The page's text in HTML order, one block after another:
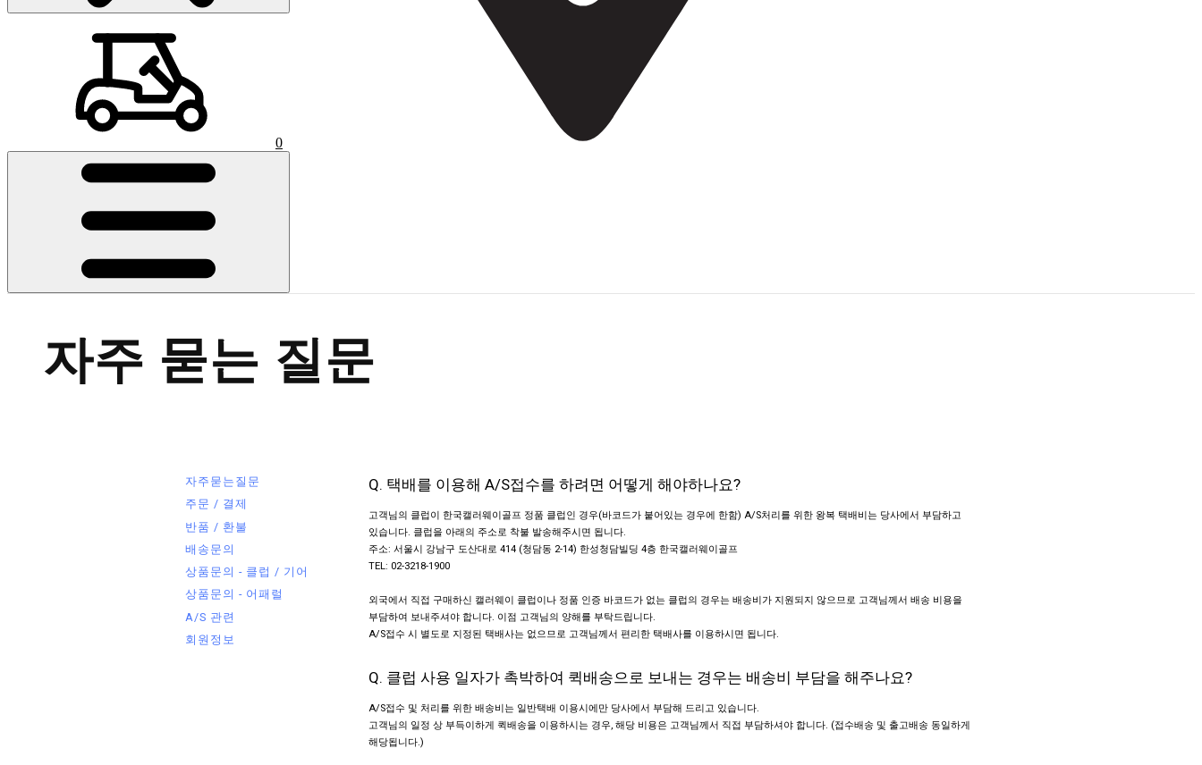
0
자주 묻는 질문
자주묻는질문
주문 / 결제
반품 / 환불
배송문의
상품문의 - 클럽 / 기어
상품문의 - 어패럴
A/S 관련
회원정보
Q. 택배를 이용해 A/S접수를 하려면 어떻게 해야하나요?
고객님의 클럽이 한국캘러웨이골프 정품 클럽인 경우(바코드가 붙어있는 경우에 한함) A/S처리를 위한 왕복 택배비는 당사에서 부담하고
있습니다. 클럽을 아래의 주소로 착불 발송해주시면 됩니다.
주소: 서울시 강남구 도산대로 414 (청담동 2-14) 한성청담빌딩 4층 한국캘러웨이골프
TEL: 02-3218-1900
외국에서 직접 구매하신 캘러웨이 클럽이나 정품 인증 바코드가 없는 클럽의 경우는 배송비가 지원되지 않으므로 고객님께서 배송 비용을
부담하여 보내주셔야 합니다. 이점 고객님의 양해를 부탁드립니다.
A/S접수 시 별도로 지정된 택배사는 없으므로 고객님께서 편리한 택배사를 이용하시면 됩니다.
Q. 클럽 사용 일자가 촉박하여 퀵배송으로 보내는 경우는 배송비 부담을 해주나요?
A/S접수 및 처리를 위한 배송비는 일반택배 이용시에만 당사에서 부담해 드리고 있습니다.
고객님의 일정 상 부득이하게 퀵배송을 이용하시는 경우, 해당 비용은 고객님께서 직접 부담하셔야 합니다. (접수배송 및 출고배송 동일하게
해당됩니다.)